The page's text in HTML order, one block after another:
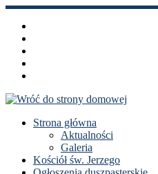
Przejdź
treści
Strona główna
Aktualności
Galeria
Kościół św. Jerzego